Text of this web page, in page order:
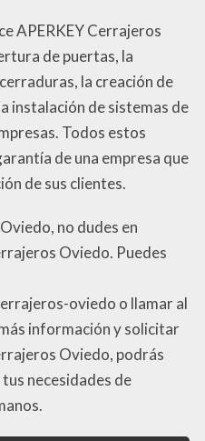
APERKEY Cerrajeros
de puertas, la
la creación de
instalación de sistemas de
Todos estos
de una empresa que
de sus clientes.
no dudes en
Oviedo. Puedes
oviedo o llamar al
información y solicitar
Oviedo, podrás
necesidades de